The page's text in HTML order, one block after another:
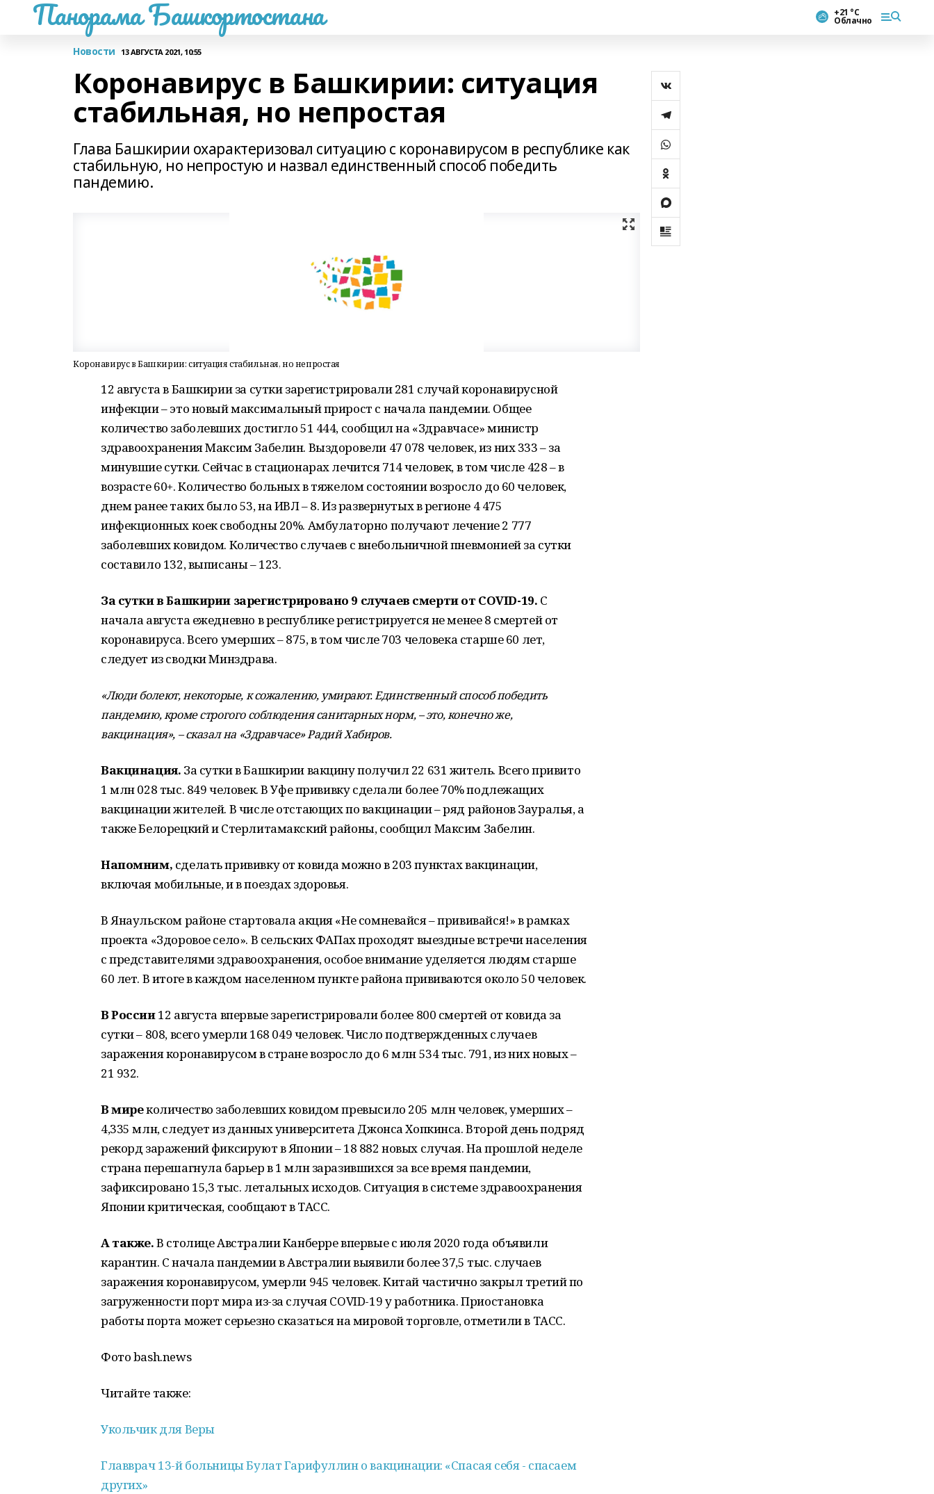
Панорама Башкортостана +21 °С
Облачно
Новости 13 АВГУСТА 2021, 10:55
Коронавирус в Башкирии: ситуация
стабильная, но непростая
Глава Башкирии охарактеризовал ситуацию с коронавирусом в республике как
стабильную, но непростую и назвал единственный способ победить
пандемию.
Коронавирус в Башкирии: ситуация стабильная, но непростая
12 августа в Башкирии за сутки зарегистрировали 281 случай коронавирусной
инфекции – это новый максимальный прирост с начала пандемии. Общее
количество заболевших достигло 51 444, сообщил на «Здравчасе» министр
здравоохранения Максим Забелин. Выздоровели 47 078 человек, из них 333 – за
минувшие сутки. Сейчас в стационарах лечится 714 человек, в том числе 428 – в
возрасте 60+. Количество больных в тяжелом состоянии возросло до 60 человек,
днем ранее таких было 53, на ИВЛ – 8. Из развернутых в регионе 4 475
инфекционных коек свободны 20%. Амбулаторно получают лечение 2 777
заболевших ковидом. Количество случаев с внебольничной пневмонией за сутки
составило 132, выписаны – 123.
За сутки в Башкирии зарегистрировано 9 случаев смерти от COVID-19. С
начала августа ежедневно в республике регистрируется не менее 8 смертей от
коронавируса. Всего умерших – 875, в том числе 703 человека старше 60 лет,
следует из сводки Минздрава.
«Люди болеют, некоторые, к сожалению, умирают. Единственный способ победить
пандемию, кроме строгого соблюдения санитарных норм, – это, конечно же,
вакцинация», – сказал на «Здравчасе» Радий Хабиров.
Вакцинация. За сутки в Башкирии вакцину получил 22 631 житель. Всего привито
1 млн 028 тыс. 849 человек. В Уфе прививку сделали более 70% подлежащих
вакцинации жителей. В числе отстающих по вакцинации – ряд районов Зауралья, а
также Белорецкий и Стерлитамакский районы, сообщил Максим Забелин.
Напомним, сделать прививку от ковида можно в 203 пунктах вакцинации,
включая мобильные, и в поездах здоровья.
В Янаульском районе стартовала акция «Не сомневайся – прививайся!» в рамках
проекта «Здоровое село». В сельских ФАПах проходят выездные встречи населения
с представителями здравоохранения, особое внимание уделяется людям старше
60 лет. В итоге в каждом населенном пункте района прививаются около 50 человек.
В России12 августа впервые зарегистрировали более 800 смертей от ковида за
сутки – 808, всего умерли 168 049 человек. Число подтвержденных случаев
заражения коронавирусом в стране возросло до 6 млн 534 тыс. 791, из них новых –
21 932.
В миреколичество заболевших ковидом превысило 205 млн человек, умерших –
4,335 млн, следует из данных университета Джонса Хопкинса. Второй день подряд
рекорд заражений фиксируют в Японии – 18 882 новых случая. На прошлой неделе
страна перешагнула барьер в 1 млн заразившихся за все время пандемии,
зафиксировано 15,3 тыс. летальных исходов. Ситуация в системе здравоохранения
Японии критическая, сообщают в ТАСС.
А также.В столице Австралии Канберре впервые с июля 2020 года объявили
карантин. С начала пандемии в Австралии выявили более 37,5 тыс. случаев
заражения коронавирусом, умерли 945 человек. Китай частично закрыл третий по
загруженности порт мира из-за случая COVID-19 у работника. Приостановка
работы порта может серьезно сказаться на мировой торговле, отметили в ТАСС.
Фото bash.news
Читайте также:
Укольчик для Веры
Главврач 13-й больницы Булат Гарифуллин о вакцинации: «Спасая себя - спасаем
других»